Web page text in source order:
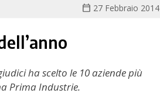
calendar_today 27 Febbraio 2014
ha scelto le 10 aziende più
Prima Industrie.